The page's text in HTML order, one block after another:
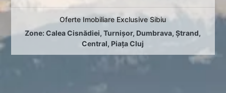
Oferte Imobiliare Exclusive Sibiu
Zone:Calea Cisnădiei,Turnișor, Dumbrava,Ștrand,
Central, Piața Cluj